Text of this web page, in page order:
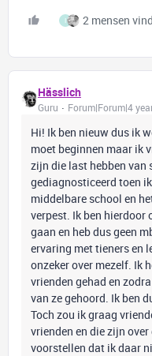
I 2 mensen
Hässlich
Guru Forum|Forum|4
Hi! Ik ben nieuw dus ik
moet beginnen maar ik
zijn die last hebben van
gediagnosticeerd toen
middelbare school en
verpest. Ik ben hierdoor
gaan en heb dus geen
ervaring met tieners en
onzeker over mezelf. Ik
vrienden gehad en
van ze gehoord. Ik ben
Toch zou ik graag
vrienden en die zijn
voorstellen dat ik daar